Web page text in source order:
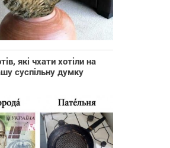
які чхати хотіли на
суспільну думку